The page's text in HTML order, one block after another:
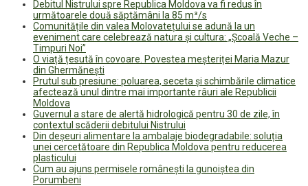
Debitul Nistrului spre Republica Moldova va fi redus în
următoarele două săptămâni la 85 m³/s
Comunitățile din valea Molovatețului se adună la un
eveniment care celebrează natura și cultura: „Școală Veche –
Timpuri Noi”
O viață țesută în covoare. Povestea meșteriței Maria Mazur
din Ghermănești
Prutul sub presiune: poluarea, seceta și schimbările climatice
afectează unul dintre mai importante râuri ale Republicii
Moldova
Guvernul a stare de alertă hidrologică pentru 30 de zile, în
contextul scăderii debitului Nistrului
Din deșeuri alimentare la ambalaje biodegradabile: soluția
unei cercetătoare din Republica Moldova pentru reducerea
plasticului
Cum au ajuns permisele românești la gunoiștea din
Porumbeni